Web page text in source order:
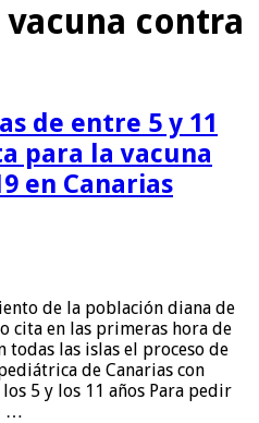
vacuna contra
de entre 5 y 11
para la vacuna
en Canarias
de la población diana de
cita en las primeras hora de
todas las islas el proceso de
de Canarias con
5 y los 11 años Para pedir
…